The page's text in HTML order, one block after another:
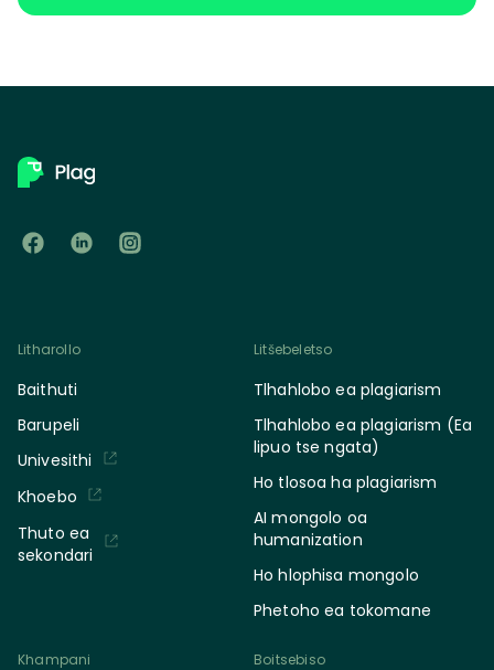
Litharollo
Baithuti
Barupeli
Univesithi
Khoebo
Thuto ea
sekondari
Litšebeletso
Tlhahlobo ea plagiarism
Tlhahlobo ea plagiarism (Ea
lipuo tse ngata)
Ho tlosoa ha plagiarism
AI mongolo oa
humanization
Ho hlophisa mongolo
Phetoho ea tokomane
Khampani Boitsebiso